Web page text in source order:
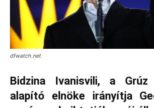
dfwatch.net
Bidzina Ivanisvili, a
alapító elnöke irányítja